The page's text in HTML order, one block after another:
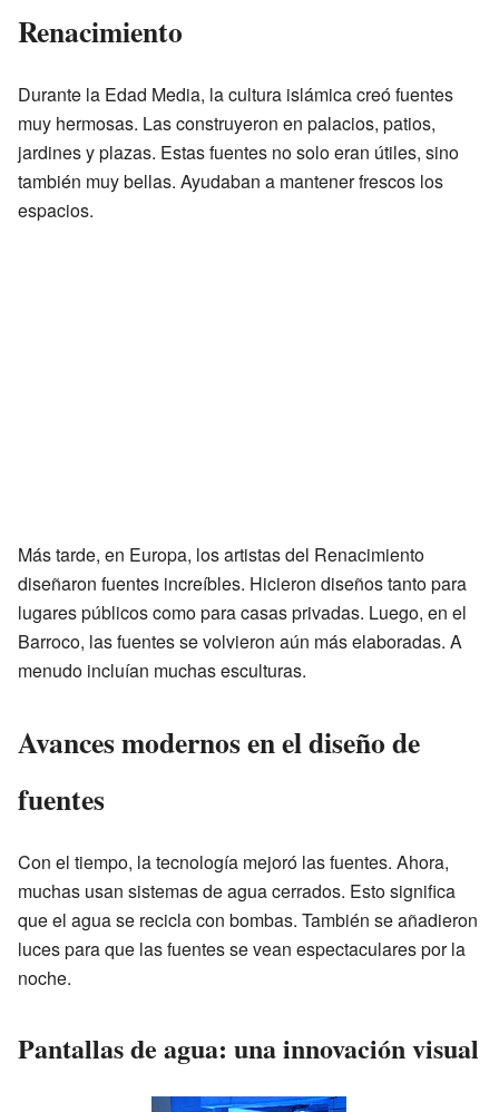
Renacimiento
Durante la Edad Media, la cultura islámica creó fuentes
muy hermosas. Las construyeron en palacios, patios,
jardines y plazas. Estas fuentes no solo eran útiles, sino
también muy bellas. Ayudaban a mantener frescos los
espacios.
Más tarde, en Europa, los artistas del Renacimiento
diseñaron fuentes increíbles. Hicieron diseños tanto para
lugares públicos como para casas privadas. Luego, en el
Barroco, las fuentes se volvieron aún más elaboradas. A
menudo incluían muchas esculturas.
Avances modernos en el diseño de
fuentes
Con el tiempo, la tecnología mejoró las fuentes. Ahora,
muchas usan sistemas de agua cerrados. Esto significa
que el agua se recicla con bombas. También se añadieron
luces para que las fuentes se vean espectaculares por la
noche.
Pantallas de agua: una innovación visual